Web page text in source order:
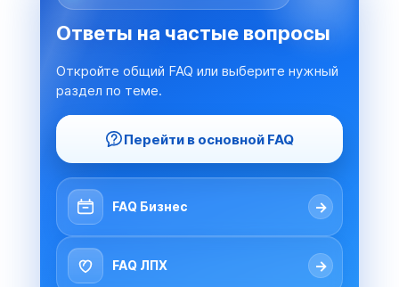
Ответы на частые вопросы
Откройте общий FAQ или выберите нужный
раздел по теме.
Перейти в основной FAQ
FAQ Бизнес →
FAQ ЛПХ →